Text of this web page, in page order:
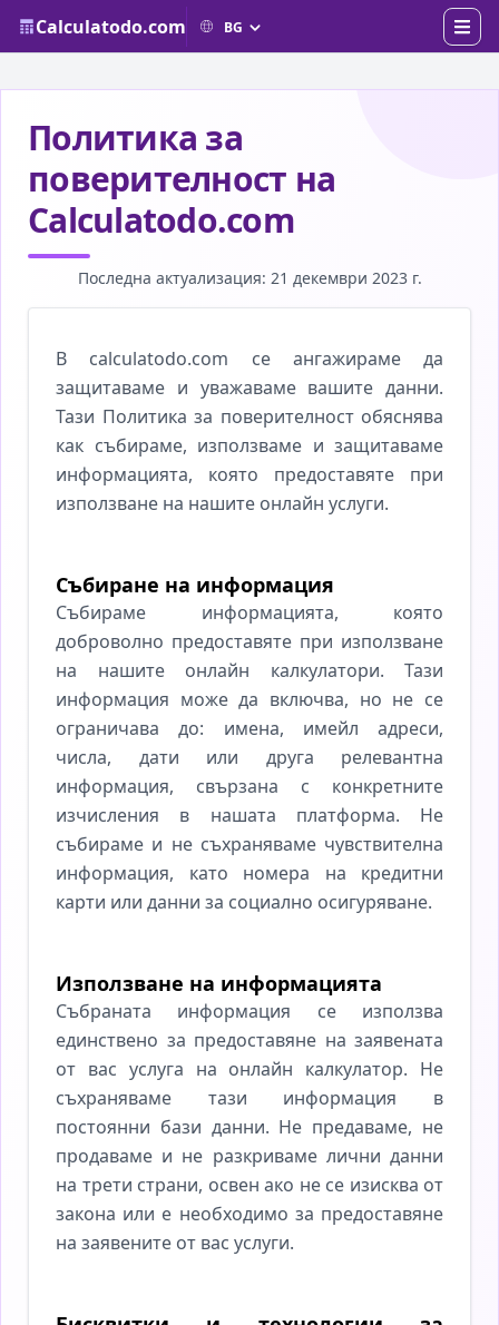
Calculatodo.com
Политика за
поверителност на
Calculatodo.com
Последна актуализация: 21 декември 2023 г.
В calculatodo.com се ангажираме да
защитаваме и уважаваме вашите данни.
Тази Политика за поверителност обяснява
как събираме, използваме и защитаваме
информацията, която предоставяте при
използване на нашите онлайн услуги.
Събиране на информация
Събираме информацията, която
доброволно предоставяте при използване
на нашите онлайн калкулатори. Тази
информация може да включва, но не се
ограничава до: имена, имейл адреси,
числа, дати или друга релевантна
информация, свързана с конкретните
изчисления в нашата платформа. Не
събираме и не съхраняваме чувствителна
информация, като номера на кредитни
карти или данни за социално осигуряване.
Използване на информацията
Събраната информация се използва
единствено за предоставяне на заявената
от вас услуга на онлайн калкулатор. Не
съхраняваме тази информация в
постоянни бази данни. Не предаваме, не
продаваме и не разкриваме лични данни
на трети страни, освен ако не се изисква от
закона или е необходимо за предоставяне
на заявените от вас услуги.